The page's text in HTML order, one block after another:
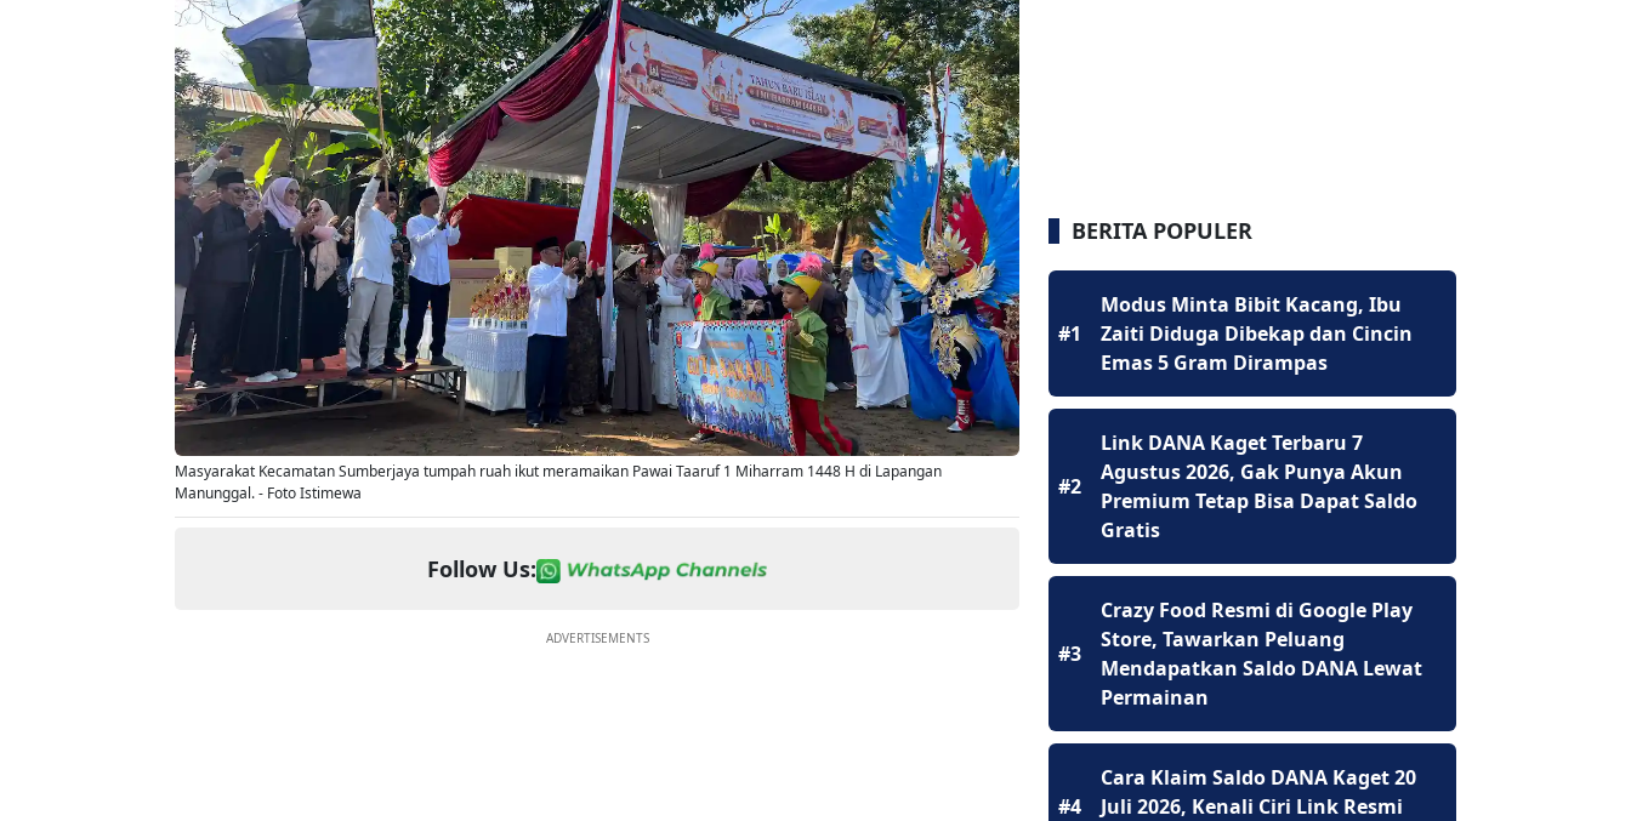
Masyarakat Kecamatan Sumberjaya tumpah ruah ikut meramaikan Pawai Taaruf 1 Miharram 1448 H di Lapangan
Manunggal. - Foto Istimewa
Follow Us:
ADVERTISEMENTS
BERITA POPULER
#1
Modus Minta Bibit Kacang, Ibu
Zaiti Diduga Dibekap dan Cincin
Emas 5 Gram Dirampas
#2
Link DANA Kaget Terbaru 7
Agustus 2026, Gak Punya Akun
Premium Tetap Bisa Dapat Saldo
Gratis
#3
Crazy Food Resmi di Google Play
Store, Tawarkan Peluang
Mendapatkan Saldo DANA Lewat
Permainan
#4
Cara Klaim Saldo DANA Kaget 20
Juli 2026, Kenali Ciri Link Resmi